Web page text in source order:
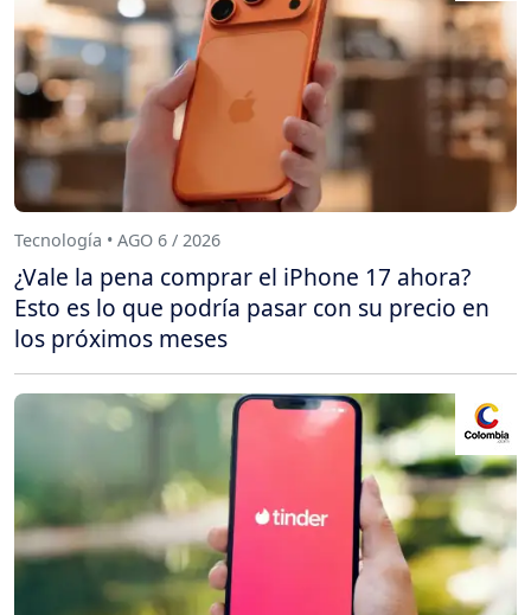
Tecnología • AGO 6 / 2026
¿Vale la pena comprar el iPhone 17 ahora?
Esto es lo que podría pasar con su precio en
los próximos meses